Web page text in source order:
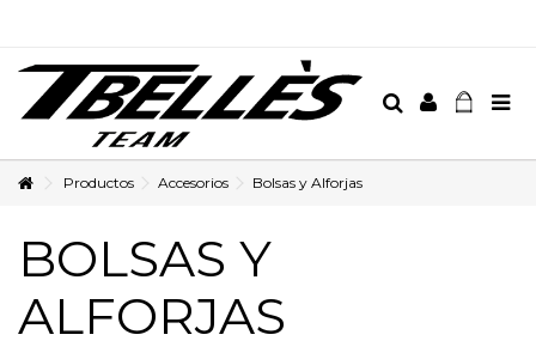
Productos Accesorios Bolsas y Alforjas
BOLSAS Y
ALFORJAS